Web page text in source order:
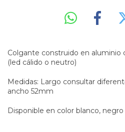
Colgante construido en aluminio
(led cálido o neutro)
Medidas: Largo consultar
ancho 52mm
Disponible en color blanco,